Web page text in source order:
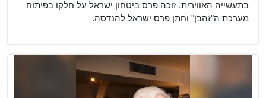
בתעשייה האווירית. זוכה פרס ביטחון ישראל על חלקו בפיתוח
מערכת ה"זהבן" וחתן פרס ישראל להנדסה.